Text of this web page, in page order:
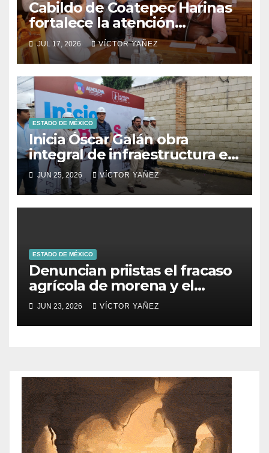
Cabildo de Coatepec Harinas
fortalece la atención
ciudadana y la toma de
decisiones
JUL 17, 2026 VÍCTOR YAÑEZ
ESTADO DE MÉXICO
Inicia Óscar Galán obra
integral de infraestructura en
Prolongación León Guzmán
JUN 25, 2026 VÍCTOR YAÑEZ
ESTADO DE MÉXICO
Denuncian priistas el fracaso
agrícola de morena y el
abandono al campo
mexicano
JUN 23, 2026 VÍCTOR YAÑEZ